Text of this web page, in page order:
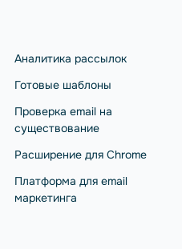
Аналитика рассылок
Готовые шаблоны
Проверка email на
существование
Расширение для Chrome
Платформа для email
маркетинга